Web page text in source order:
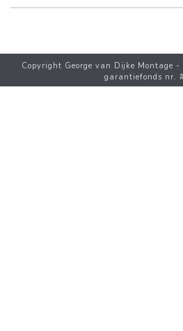
Copyright George van Dijke Montage
garantiefonds nr.